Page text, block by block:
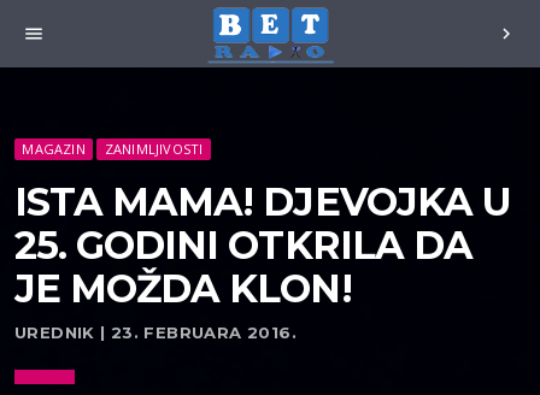
menu chevron_right
MAGAZIN ZANIMLJIVOSTI
ISTA MAMA! DJEVOJKA U
25. GODINI OTKRILA DA
JE MOŽDA KLON!
UREDNIK | 23. FEBRUARA 2016.